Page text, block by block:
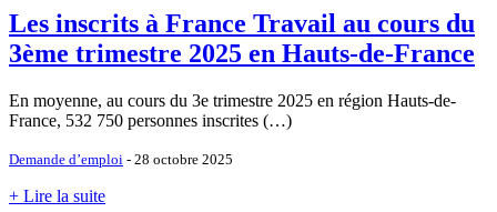
Les inscrits à France Travail au cours du
3ème trimestre 2025 en Hauts-de-France
En moyenne, au cours du 3e trimestre 2025 en région Hauts-de-
France, 532 750 personnes inscrites (…)
Demande d’emploi - 28 octobre 2025
+ Lire la suite